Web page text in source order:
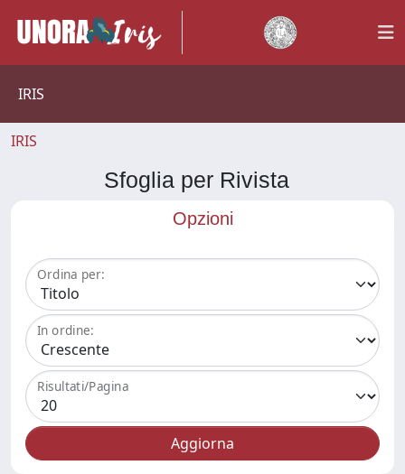
IRIS
IRIS
Sfoglia per Rivista
Opzioni
Ordina per:
In ordine:
Risultati/Pagina